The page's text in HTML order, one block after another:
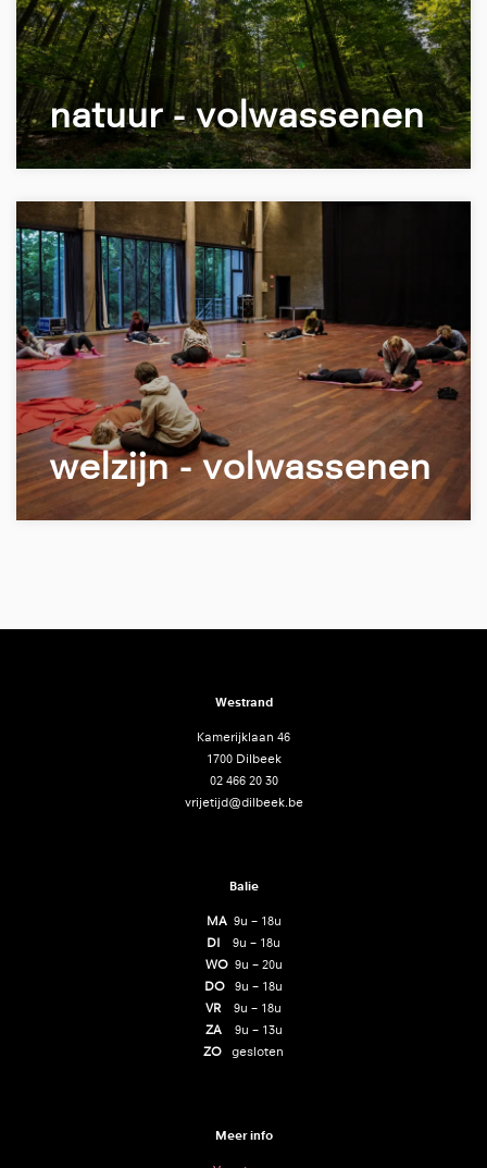
natuur - volwassenen
welzijn - volwassenen
Westrand
Kamerijklaan 46
1700 Dilbeek
02 466 20 30
vrijetijd@dilbeek.be
Balie
MA 9u – 18u
DI 9u – 18u
WO9u – 20u
DO 9u – 18u
VR 9u – 18u
ZA
9u – 13u
ZO gesloten
Meer info